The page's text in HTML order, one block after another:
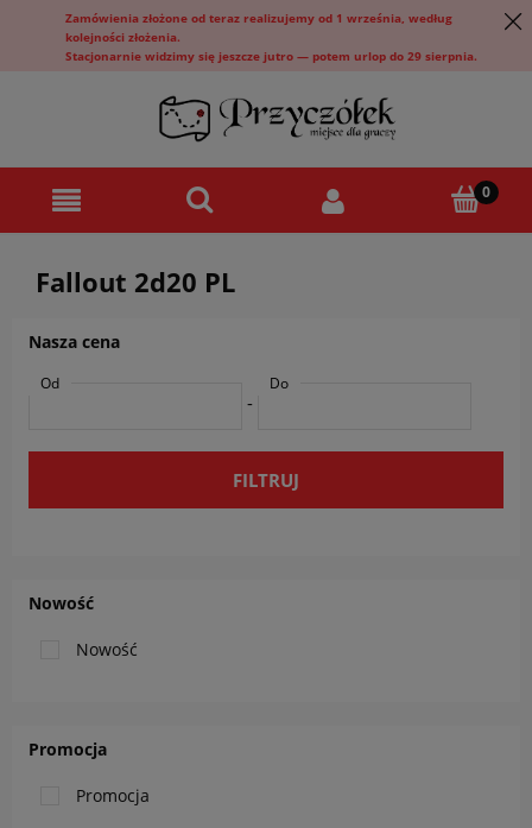
Zamówienia złożone od teraz realizujemy od 1 września, według
kolejności złożenia.
Stacjonarnie widzimy się jeszcze jutro — potem urlop do 29 sierpnia.
Fallout 2d20 PL
Nowość
Nowość
Promocja
Promocja
Nasza cena
Od
-
Do
FILTRUJ